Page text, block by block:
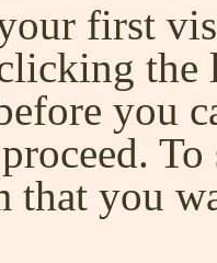
first
the
you
that you